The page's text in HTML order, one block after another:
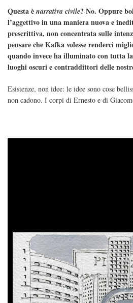
Questa è narrativa civile? No. Oppure
l’aggettivo in una maniera nuova e
prescrittiva, non concentrata sulle
pensare che Kafka volesse renderci
quando invece ha illuminato con tutta
luoghi oscuri e contraddittori delle
Esistenze, non idee: le idee sono cose
non cadono. I corpi di Ernesto e di